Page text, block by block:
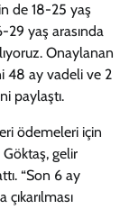
de 18-25 yaş
29 yaş arasında
Onaylanan
48 ay vadeli ve 2
paylaştı.
ödemeleri için
gelir
“Son 6 ay